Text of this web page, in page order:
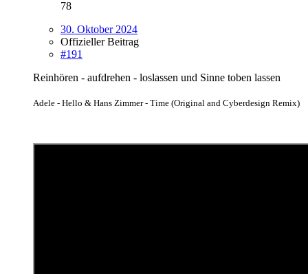
78
30. Oktober 2024
Offizieller Beitrag
#191
Reinhören - aufdrehen - loslassen und Sinne toben lassen
Adele - Hello & Hans Zimmer - Time (Original and Cyberdesign Remix)